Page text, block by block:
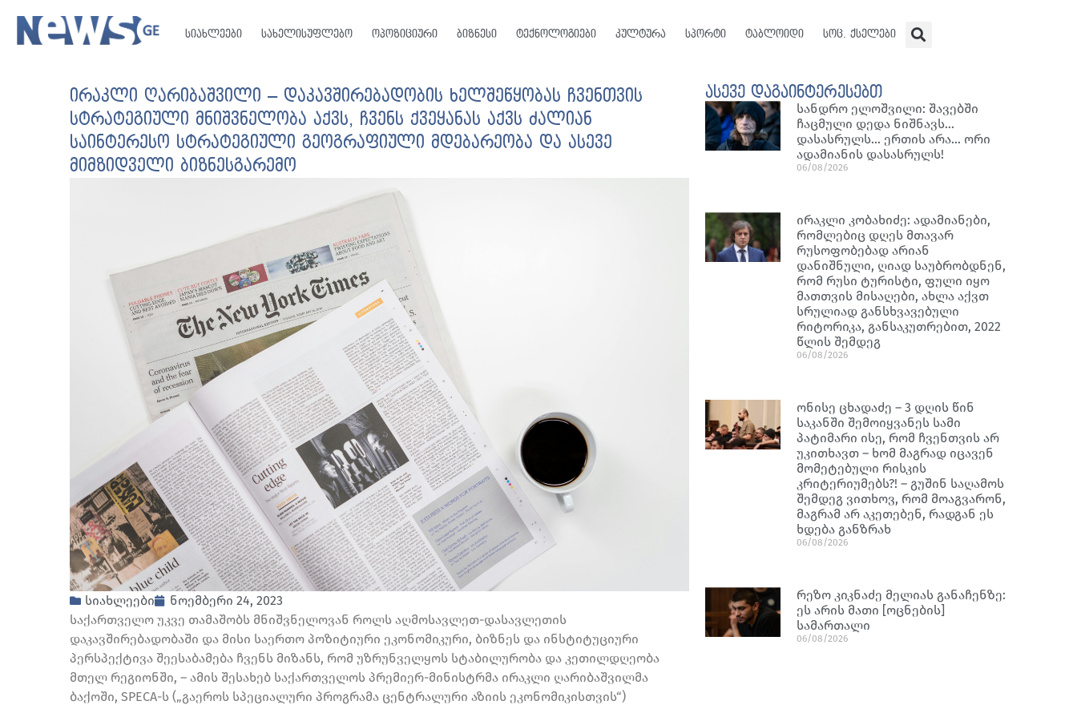
სიახლეები სახელისუფლებო ოპოზიციური ბიზნესი ტექნოლოგიები კულტურა სპორტი ტაბლოიდი სოც. ქსელები
ირაკლი ღარიბაშვილი – დაკავშირებადობის ხელშეწყობას ჩვენთვის
სტრატეგიული მნიშვნელობა აქვს, ჩვენს ქვეყანას აქვს ძალიან
საინტერესო სტრატეგიული გეოგრაფიული მდებარეობა და ასევე
მიმზიდველი ბიზნესგარემო
სიახლეები
ნოემბერი 24, 2023
საქართველო უკვე თამაშობს მნიშვნელოვან როლს აღმოსავლეთ-დასავლეთის
დაკავშირებადობაში და მისი საერთო პოზიტიური ეკონომიკური, ბიზნეს და ინსტიტუციური
პერსპექტივა შეესაბამება ჩვენს მიზანს, რომ უზრუნველყოს სტაბილურობა და კეთილდღეობა
მთელ რეგიონში, – ამის შესახებ საქართველოს პრემიერ-მინისტრმა ირაკლი ღარიბაშვილმა
ბაქოში, SPECA-ს („გაეროს სპეციალური პროგრამა ცენტრალური აზიის ეკონომიკისთვის“)
ასევე დაგაინტერესებთ
სანდრო ელოშვილი: შავებში
ჩაცმული დედა ნიშნავს…
დასასრულს… ერთის არა… ორი
ადამიანის დასასრულს!
06/08/2026
ირაკლი კობახიძე: ადამიანები,
რომლებიც დღეს მთავარ
რუსოფობებად არიან
დანიშნული, ღიად საუბრობდნენ,
რომ რუსი ტურისტი, ფული იყო
მათთვის მისაღები, ახლა აქვთ
სრულიად განსხვავებული
რიტორიკა, განსაკუთრებით, 2022
წლის შემდეგ
06/08/2026
ონისე ცხადაძე – 3 დღის წინ
საკანში შემოიყვანეს სამი
პატიმარი ისე, რომ ჩვენთვის არ
უკითხავთ – ხომ მაგრად იცავენ
მომეტებული რისკის
კრიტერიუმებს?! – გუშინ საღამოს
შემდეგ ვითხოვ, რომ მოაგვარონ,
მაგრამ არ აკეთებენ, რადგან ეს
ხდება განზრახ
06/08/2026
რეზო კიკნაძე მელიას განაჩენზე:
ეს არის მათი [ოცნების]
სამართალი
06/08/2026